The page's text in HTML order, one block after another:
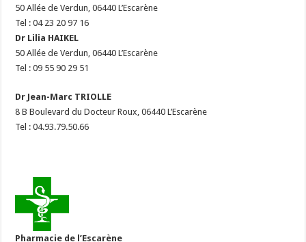
50 Allée de Verdun, 06440 L’Escarène
Tel : 04 23 20 97 16
Dr Lilia HAIKEL
50 Allée de Verdun, 06440 L’Escarène
Tel : 09 55 90 29 51
Dr Jean-Marc TRIOLLE
8 B Boulevard du Docteur Roux, 06440 L’Escarène
Tel : 04.93.79.50.66
Pharmacie de l’Escarène